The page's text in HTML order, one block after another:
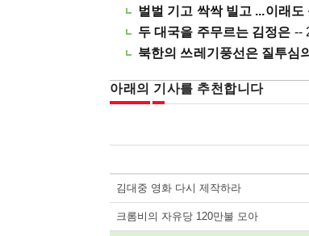
벌벌 기고 싹싹 빌고 ...이래
두 대국을 주무르는 김정은 --
북한의 쓰레기풍선은 질투심
아래의 기사를 추천합니다
김대중 영화 다시 제작하라
크롬비의 자유당 120만불 모아